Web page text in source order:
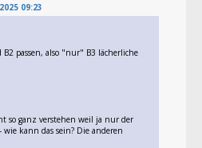
09:23
passen, also "nur" B3 lächerliche
so ganz verstehen weil ja nur der
kann das sein? Die anderen